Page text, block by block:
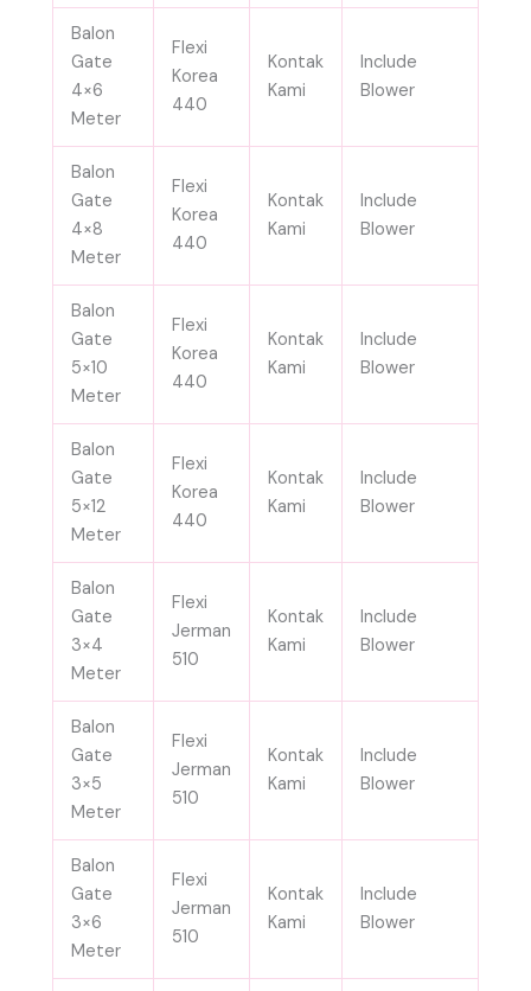
Balon
Gate
4×6
Meter
Flexi
Korea
440
Kontak
Kami
Include
Blower
Balon
Gate
4×8
Meter
Flexi
Korea
440
Kontak
Kami
Include
Blower
Balon
Gate
5×10
Meter
Flexi
Korea
440
Kontak
Kami
Include
Blower
Balon
Gate
5×12
Meter
Flexi
Korea
440
Kontak
Kami
Include
Blower
Balon
Gate
3×4
Meter
Flexi
Jerman
510
Kontak
Kami
Include
Blower
Balon
Gate
3×5
Meter
Flexi
Jerman
510
Kontak
Kami
Include
Blower
Balon
Gate
3×6
Meter
Flexi
Jerman
510
Kontak
Kami
Include
Blower